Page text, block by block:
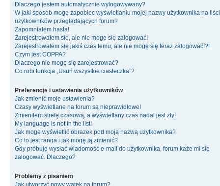
Dlaczego jestem automatycznie wylogowywany?
W jaki sposób mogę zapobiec wyświetlaniu mojej nazwy użytkownika na
użytkowników przeglądających forum?
Zapomniałem hasła!
Zarejestrowałem się, ale nie mogę się zalogować!
Zarejestrowałem się jakiś czas temu, ale nie mogę się teraz zalogować!?!
Czym jest COPPA?
Dlaczego nie mogę się zarejestrować?
Co robi funkcja „Usuń wszystkie ciasteczka”?
Preferencje i ustawienia użytkowników
Jak zmienić moje ustawienia?
Czasy wyświetlane na forum są nieprawidłowe!
Zmieniłem strefę czasową, a wyświetlany czas nadal jest zły!
My language is not in the list!
Jak mogę wyświetlić obrazek pod moją nazwą użytkownika?
Co to jest ranga i jak mogę ją zmienić?
Gdy próbuję wysłać wiadomość e-mail do użytkownika, forum każe mi się
zalogować. Dlaczego?
Problemy z pisaniem
Jak utworzyć nowy wątek na forum?